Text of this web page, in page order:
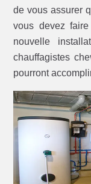
de vous assurer
vous devez
nouvelle
chauffagistes
pourront